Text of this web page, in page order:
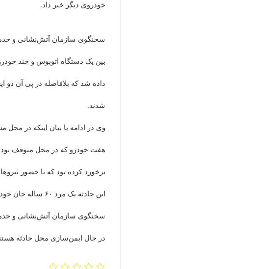
خودروی دیگر خبر داد.
داده شد که بلافاصله در پی آن دو
شدند.
وی در ادامه با بیان اینکه در
هفت خودرو که در محل متوقف
برخورد کرده بود که با حضور
این حادثه یک مرد ۶۰ ساله جان خود را از دست داده است و سه تن نیز مصدوم شده‌اند.
سخنگوی سازمان آتش‌نشانی و
در حال ایمن‌سازی محل حادثه